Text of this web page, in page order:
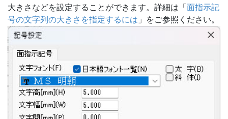
大きさなどを設定することができます。詳細は「 面指示記
号の文字列の大きさを指定するには 」をご参照ください。